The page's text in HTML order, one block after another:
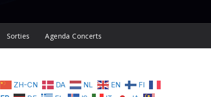
Sorties Agenda Concerts
ZH-CN DA NL EN
FI